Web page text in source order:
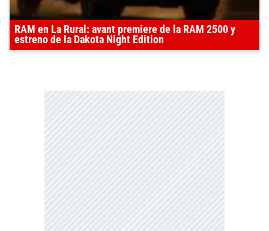
RAM en La Rural: avant premiere de la RAM 2500 y
estreno de la Dakota Night Edition